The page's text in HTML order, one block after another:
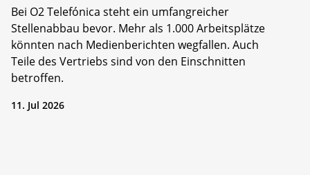
Bei O2 Telefónica steht ein umfangreicher
Stellenabbau bevor. Mehr als 1.000 Arbeitsplätze
könnten nach Medienberichten wegfallen. Auch
Teile des Vertriebs sind von den Einschnitten
betroffen.
11. Jul 2026